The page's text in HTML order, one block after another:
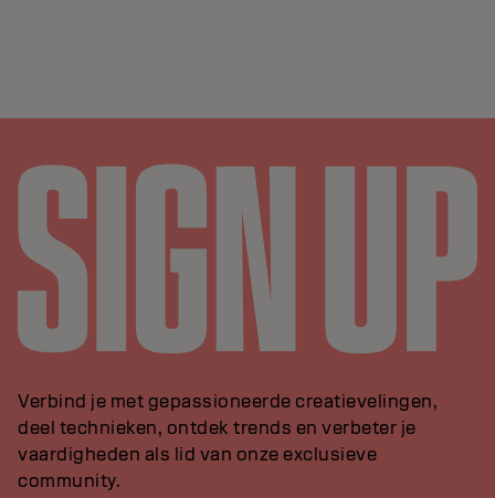
Verbind je met gepassioneerde creatievelingen,
deel technieken, ontdek trends en verbeter je
vaardigheden als lid van onze exclusieve
community.